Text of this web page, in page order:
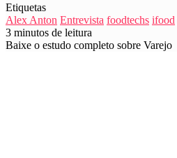
Etiquetas
Alex Anton Entrevista foodtechs ifood
3 minutos de leitura
Baixe o estudo completo sobre Varejo